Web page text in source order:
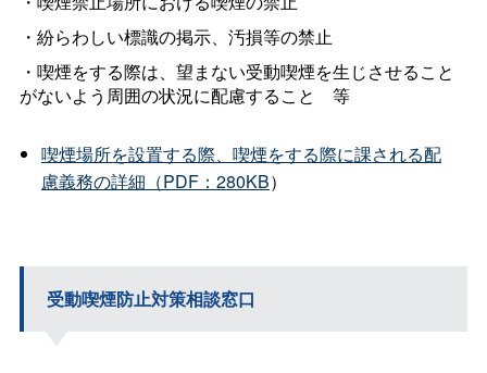
・紛らわしい標識の掲示、汚損等の禁止
・喫煙をする際は、望まない受動喫煙を生じさせること
がないよう周囲の状況に配慮するこ と 等
喫煙場所を設置する際、喫煙をする際に課される配
慮義務の詳細（PDF：280KB）
受動喫煙防止対策相談窓口